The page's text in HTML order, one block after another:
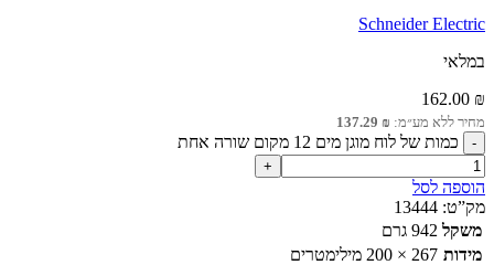
Schneider Electric
במלאי
162.00 ₪
מחיר ללא מע״מ: 137.29 ₪
כמות של לוח מוגן מים 12 מקום שורה אחת
הוספה לסל
מק”ט: 13444
משקל 942 גרם
מידות 267 × 200 מילימטרים